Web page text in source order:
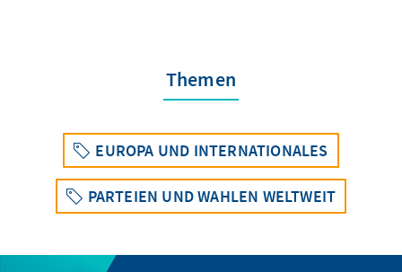
Themen
EUROPA UND INTERNATIONALES
PARTEIEN UND WAHLEN WELTWEIT